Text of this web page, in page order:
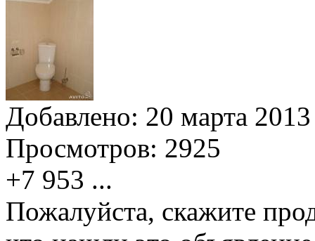
Добавлено: 20 марта 2013
Просмотров: 2925
+7 953 ...
Пожалуйста, скажите